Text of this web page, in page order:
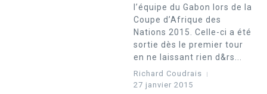
l’équipe du Gabon lors de la
Coupe d’Afrique des
Nations 2015. Celle-ci a été
sortie dès le premier tour
en ne laissant rien d&rs...
Richard Coudrais
27 janvier 2015